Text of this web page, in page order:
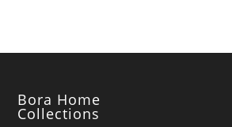
Bora Home
Collections